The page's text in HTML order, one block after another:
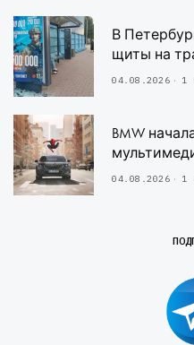
В
щиты на
04.08.2026 1
BMW
04.08.2026 1